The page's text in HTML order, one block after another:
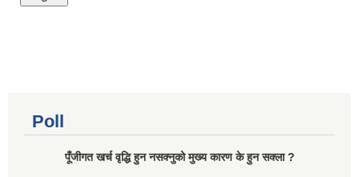
Poll
पूँजीगत खर्च वृद्धि हुन नसक्नुको मुख्य कारण के हुन सक्ला ?